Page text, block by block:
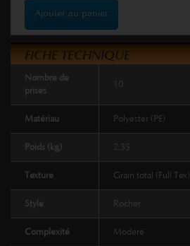
Ajouter au panier
FICHE TECHNIQUE
Nombre de
prises
10
Matériau Polyester (PE)
Poids (kg) 2.35
Texture Grain total (Full Tex)
Style Rocher
Complexité Modéré